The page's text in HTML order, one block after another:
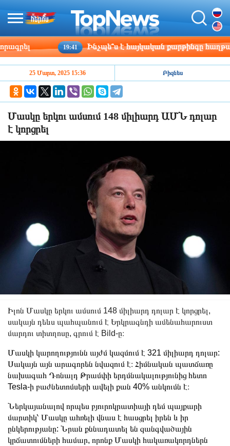
19:41 Ինչպե՞ս է հայկական քարթինգը
25 Մարտ, 2025 15:36 Բիզնես
Մասկը երկու ամսում 148 միլիարդ ԱՄՆ դոլար
է կորցրել
Իլոն Մասկը երկու ամսում 148 միլիարդ դոլար է կորցրել,
սակայն դեևս պահպանում է Երկրագնդի ամենահարուստ
մարդու տիտղոսը, գրում է Bild-ը։
Մասկի կարողությունն այժմ կազմում է 321 միլիարդ դոլար:
Սակայն այն արագորեն նվազում է։ Հիմնական պատճառը
նախագահ Դոնալդ Թրամփի երդմնակալությունից հետո
Tesla-ի բաժնետոմսերի ավելի քան 40% անկումն է։
Ներկայանալով որպես բյուրոկրատիայի դեմ պայքարի ​​
մարտիկ՝ Մասկը ահռելի վնաս է հասցրել իրեն և իր
ընկերությանը: Նրան քննադատել են զանգվածային
կրճատումների համար, որոնք Մասկի հակառակորդներն